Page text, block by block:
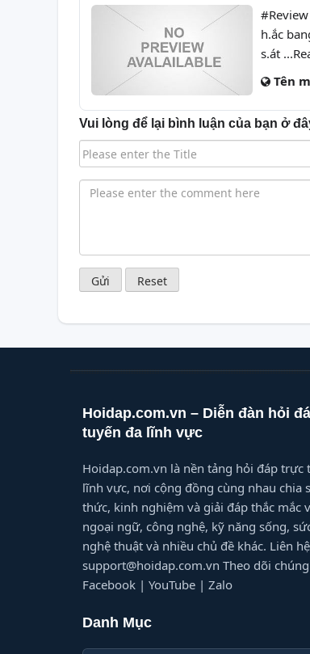
h.ắc
s.át
Tên
Vui lòng để lại bình luận của bạn ở
Hoidap.com.vn – Diễn đàn hỏi
tuyến đa lĩnh vực
Hoidap.com.vn là nền tảng hỏi đáp trực
lĩnh vực, nơi cộng đồng cùng nhau chia
thức, kinh nghiệm và giải đáp thắc mắc
ngoại ngữ, công nghệ, kỹ năng sống,
nghệ thuật và nhiều chủ đề khác. Liên
support@hoidap.com.vn Theo dõi
Facebook | YouTube | Zalo
Danh Mục